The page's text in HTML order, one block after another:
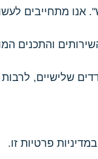
מתחייבים
והתכנים
שלישיים,
פרטיות זו.